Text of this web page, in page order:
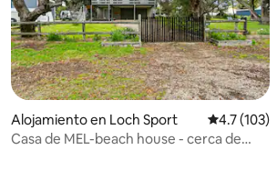
promedio: 4.92 de 5, 50 reseñas
Alojamiento en Loch Sport
4.7 (103)
Casa de MEL-beach house - cerca de